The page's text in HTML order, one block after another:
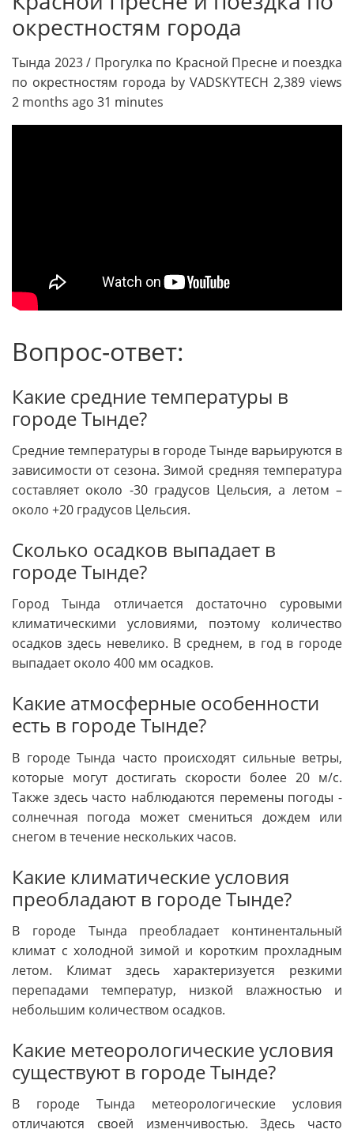
окрестностям города
Тында 2023 / Прогулка по Красной Пресне и поездка
по окрестностям города by VADSKYTECH 2,389 views
2 months ago 31 minutes
Вопрос-ответ:
Какие средние температуры в
городе Тынде?
Средние температуры в городе Тынде варьируются в
зависимости от сезона. Зимой средняя температура
составляет около -30 градусов Цельсия, а летом –
около +20 градусов Цельсия.
Сколько осадков выпадает в
городе Тынде?
Город Тында отличается достаточно суровыми
климатическими условиями, поэтому количество
осадков здесь невелико. В среднем, в год в городе
выпадает около 400 мм осадков.
Какие атмосферные особенности
есть в городе Тынде?
В городе Тында часто происходят сильные ветры,
которые могут достигать скорости более 20 м/с.
Также здесь часто наблюдаются перемены погоды -
солнечная погода может смениться дождем или
снегом в течение нескольких часов.
Какие климатические условия
преобладают в городе Тынде?
В городе Тында преобладает континентальный
климат с холодной зимой и коротким прохладным
летом. Климат здесь характеризуется резкими
перепадами температур, низкой влажностью и
небольшим количеством осадков.
Какие метеорологические условия
существуют в городе Тынде?
В городе Тында метеорологические условия
отличаются своей изменчивостью. Здесь часто